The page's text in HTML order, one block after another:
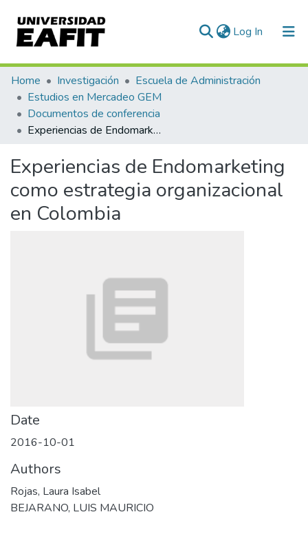
Log In (current)
Communities & Collections
All of DSpace
Statistics
Home Investigación
Escuela de Administración
Estudios en Mercadeo GEM
Documentos de conferencia
Experiencias de Endomarketing como estrategia organizacional en Colombia
Experiencias de Endomarketing
como estrategia organizacional
en Colombia
Date
2016-10-01
Authors
Rojas, Laura Isabel
BEJARANO, LUIS MAURICIO